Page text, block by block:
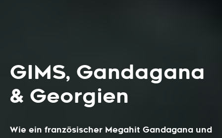
GIMS, Gandagana
& Georgien
Wie ein französischer Megahit Gandagana und